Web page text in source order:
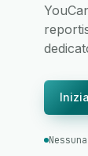
Inizia